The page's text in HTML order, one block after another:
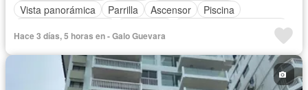
Vista panorámica
Parrilla Ascensor
Piscina
Parcialmente amoblado
Hace 3 días, 5 horas en - Galo Guevara